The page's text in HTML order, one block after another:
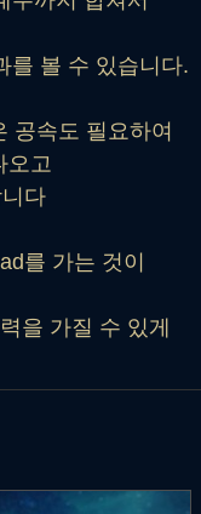
를 볼 수 있습니다.
공속도 필요하여
오고
다
를 가는 것이
을 가질 수 있게